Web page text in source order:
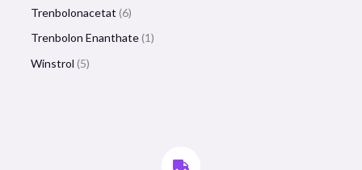
Trenbolonacetat 6
Trenbolon Enanthate 1
Winstrol 5